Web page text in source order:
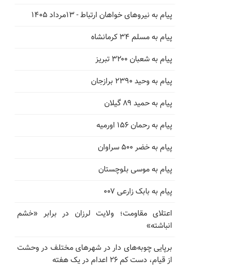
پیام به نیروهای خواهان ارتباط - ۱۳مرداد ۱۴۰۵
پیام به مسلم ۳۴ کرمانشاه
پیام به شعبان ۳۲۰۰ تبریز
پیام به وحید ۲۳۹۰ برازجان
پیام به حمید ۸۹ گیلان
پیام به رحمان ۱۵۶ اورمیه
پیام به خضر ۵۰۰ سراوان
پیام به موسی بلوچستان
پیام به بابک زارعی ۰۰۷
اعتلای مقاومت؛ ولایت لرزان در برابر «خشم
انباشته»
برپایی چوبه‌های دار در شهرهای مختلف در وحشت
از قیام، دست کم ۲۶ اعدام در یک هفته